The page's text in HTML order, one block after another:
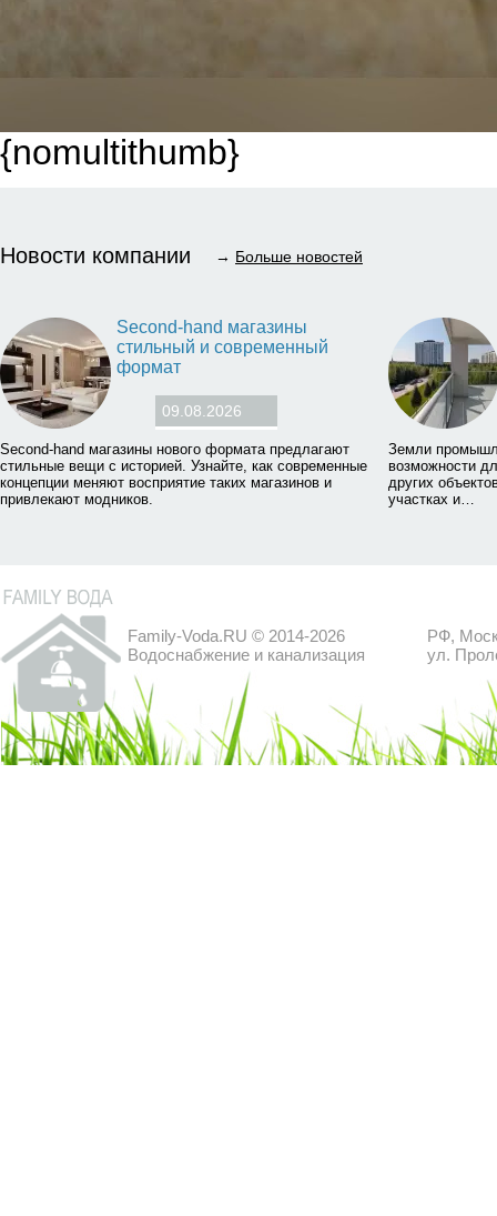
{nomultithumb}
Новости компании → Больше новостей
Second-hand магазины
стильный и современный
формат
09.08.2026
Second-hand магазины нового формата предлагают
стильные вещи с историей. Узнайте, как современные
концепции меняют восприятие таких магазинов и
привлекают модников.
Земли
возможности
других
участках и…
Family-Voda.RU © 2014-2026
Водоснабжение и канализация
РФ,
ул.